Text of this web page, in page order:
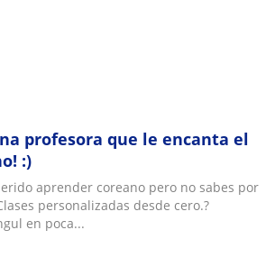
profesora que le encanta el
:)
aprender coreano pero no sabes por
personalizadas desde cero.?
en poca...